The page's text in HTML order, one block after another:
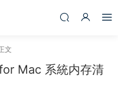
文
Mac 系統内存清